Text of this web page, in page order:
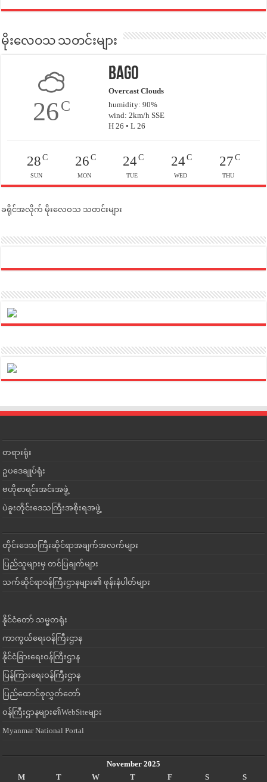
မိုးလေဝသ သတင်းများ
26C
Bago
Overcast Clouds
humidity: 90%
wind: 2km/h SSE
H 26 • L 26
28C
SUN
26C
MON
24C
TUE
24C
WED
27C
THU
ခရိုင်အလိုက် မိုးလေဝသ သတင်းများ
တရားရုံး
ဥပဒေချုပ်ရုံး
ဗဟိုစာရင်းအင်းအဖွဲ့
ပဲခူးတိုင်းဒေသကြီးအစိုးရအဖွဲ့
တိုင်းဒေသကြီးဆိုင်ရာအချက်အလက်များ
ပြည်သူများမှ တင်ပြချက်များ
သက်ဆိုင်ရာဝန်ကြီးဌာနများ၏ ဖုန်းနံပါတ်များ
နိုင်ငံတော် သမ္မတရုံး
ကာကွယ်ရေးဝန်ကြီးဌာန
နိုင်ငံခြားရေးဝန်ကြီးဌာန
ပြန်ကြားရေးဝန်ကြီးဌာန
ပြည်ထောင်စုလွှတ်တော်
ဝန်ကြီးဌာနများ၏WebSiteများ
Myanmar National Portal
November 2025
M
T W T F S S